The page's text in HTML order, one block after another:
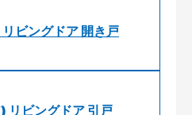
ビングドア 開き戸
リビングドア 引戸